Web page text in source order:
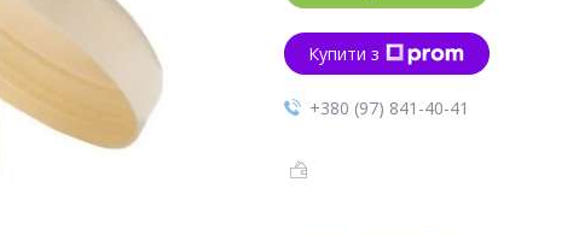
Купити з
+380 (97) 841-40-41